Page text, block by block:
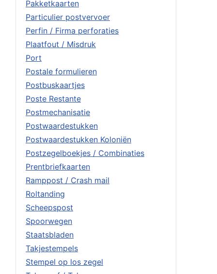
Pakketkaarten
Particulier postvervoer
Perfin / Firma perforaties
Plaatfout / Misdruk
Port
Postale formulieren
Postbuskaartjes
Poste Restante
Postmechanisatie
Postwaardestukken
Postwaardestukken Koloniën
Postzegelboekjes / Combinaties
Prentbriefkaarten
Ramppost / Crash mail
Roltanding
Scheepspost
Spoorwegen
Staatsbladen
Takjestempels
Stempel op los zegel